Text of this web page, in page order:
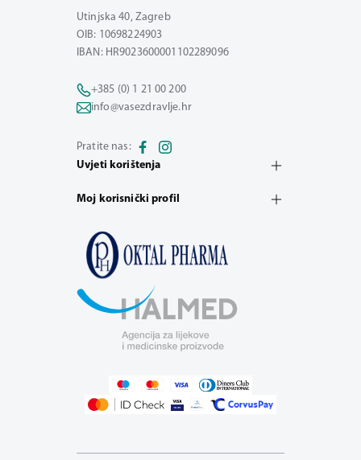
Utinjska 40, Zagreb
OIB: 10698224903
IBAN: HR9023600001102289096
+385 (0) 1 21 00 200
info@vasezdravlje.hr
Pratite nas:
Uvjeti korištenja
Moj korisnički profil